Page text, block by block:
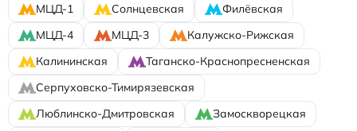
МЦД-1
Солнцевская
Филёвская
МЦД-4
МЦД-3
Калужско-Рижская
Калининская
Таганско-Краснопресненская
Серпуховско-Тимирязевская
Люблинско-Дмитровская
Замоскворецкая